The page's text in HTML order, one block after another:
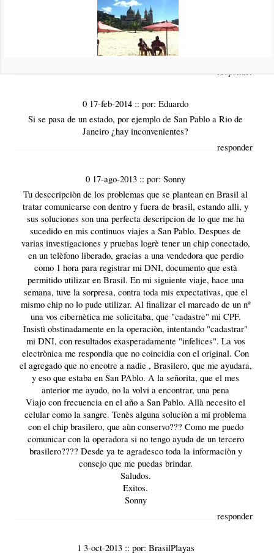
Me gustaría saber si un celular desbloqueado que he comprado
en Brasil es compatible con las redes Mexicanas, ya que en
México siempre me aparece una leyenda en el celular que dice
sin servicio y no me permite hacer llamadas.
Saludos!
0 17-feb-2014 ::por:Eduardo
Si se pasa de un estado, por ejemplo de San Pablo a Rio de
Janeiro ¿hay inconvenientes?
responder
0 17-ago-2013 ::por:Sonny
Tu desccripciòn de los problemas que se plantean en Brasil al
tratar comunicarse con dentro y fuera de brasil, estando alli, y
sus soluciones son una perfecta descripcion de lo que me ha
sucedido en mis continuos viajes a San Pablo. Despues de
varias investigaciones y pruebas logrè tener un chip conectado,
en un telèfono liberado, gracias a una vendedora que perdio
como 1 hora para registrar mi DNI, documento que està
permitido utilizar en Brasil. En mi siguiente viaje, hace una
semana, tuve la sorpresa, contra toda mis expectativas, que el
mismo chip no lo pude utilizar. Al finalizar el marcado de un nº
una vos cibernètica me solicitaba, que "cadastre" mi CPF.
Insistì obstinadamente en la operaciòn, intentando "cadastrar"
mi DNI, con resultados exasperadamente "infelices". La vos
electrònica me respondia que no coincidia con el original. Con
el agregado que no encotre a nadie , Brasilero, que me ayudara,
y eso que estaba en San PAblo. A la señorita, que el mes
anterior me ayudo, no la volvi a encontrar, una pena
Viajo con frecuencia en el año a San Pablo. Allà necesito el
celular como la sangre. Tenès alguna soluciòn a mi problema
con el chip brasilero, que aùn conservo??? Como me puedo
comunicar con la operadora si no tengo ayuda de un tercero
brasilero???? Desde ya te agradesco toda la informaciòn y
consejo que me puedas brindar.
Saludos.
Exitos.
Sonny
responder
1 3-oct-2013 :: por: BrasilPlayas